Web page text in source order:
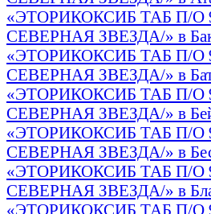
«ЭТОРИКОКСИБ ТАБ П/О
СЕВЕРНАЯ ЗВЕЗДА/» в
«ЭТОРИКОКСИБ ТАБ П/О
СЕВЕРНАЯ ЗВЕЗДА/» в
«ЭТОРИКОКСИБ ТАБ П/О
СЕВЕРНАЯ ЗВЕЗДА/» в
«ЭТОРИКОКСИБ ТАБ П/О
СЕВЕРНАЯ ЗВЕЗДА/» в
«ЭТОРИКОКСИБ ТАБ П/О
СЕВЕРНАЯ ЗВЕЗДА/» в
«ЭТОРИКОКСИБ ТАБ П/О